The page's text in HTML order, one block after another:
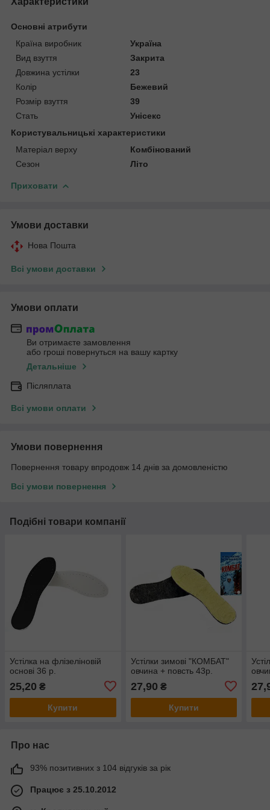
Основні атрибути
Країна виробник
Україна
Вид взуття
Закрита
Довжина устілки
23
Колір
Бежевий
Розмір взуття
39
Стать
Унісекс
Користувальницькі характеристики
Матеріал верху
Комбінований
Сезон
Літо
Приховати
Умови доставки
Нова Пошта
Всі умови доставки
Умови оплати
Ви отримаєте замовлення
або гроші повернуться на вашу картку
Детальніше
Післяплата
Всі умови оплати
Умови повернення
Повернення товару впродовж 14 днів за домовленістю
Всі умови повернення
Подібні товари компанії
Устілка на флізеліновій
основі 36 р.
25,20 ₴
Купити
Устілки зимові "КОМБАТ"
овчина + повсть 43р.
27,90 ₴
Купити
Про нас
93% позитивних з 104 відгуків за рік
Працює з 25.10.2012